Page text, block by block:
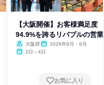
【大阪開催】お客様満足度
94.9%を誇るリバブルの営
体験大阪府
2026年8月・9月
2日～4日
お気に入り